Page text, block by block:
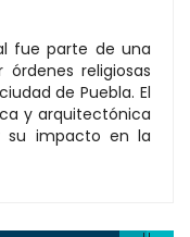
fue parte de una
religiosas
de Puebla. El
y arquitectónica
su impacto en la